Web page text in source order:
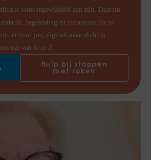
soms ingewikkeld kan zijn. Daarom
begeleiding en informatie die je
er voor jou, digitaal maar dichtbij.
van A tot Z.
Hulp bij stoppen
met roken